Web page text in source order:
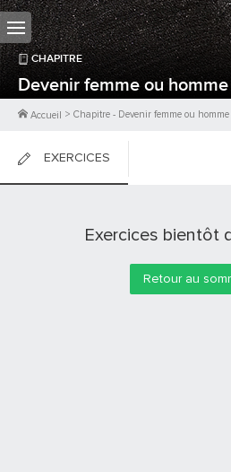
CHAPITRE
Devenir femme ou homme
Accueil > Chapitre - Devenir femme ou homme
EXERCICES
Exercices bientôt
Retour au